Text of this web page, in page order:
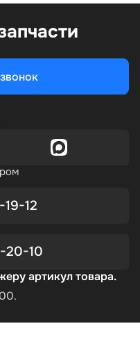
12
20-10
артикул товара.